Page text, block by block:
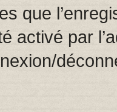
que
activé par